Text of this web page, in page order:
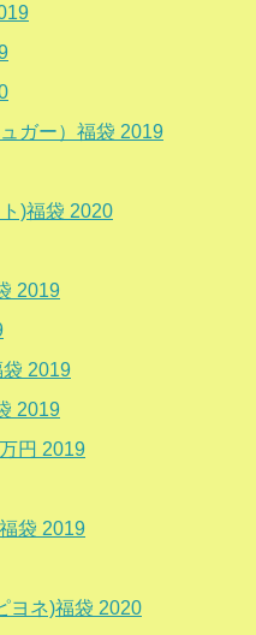
ガー）福袋 2019
)福袋 2020
2019
2019
2019
円 2019
袋 2019
ヨネ)福袋 2020